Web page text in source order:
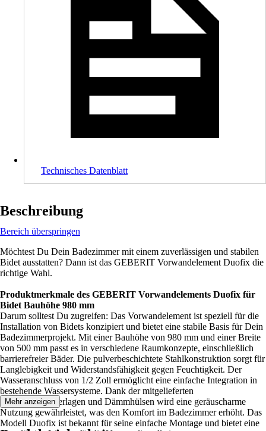
Technisches Datenblatt
Beschreibung
Bereich überspringen
Möchtest Du Dein Badezimmer mit einem zuverlässigen und stabilen
Bidet ausstatten? Dann ist das GEBERIT Vorwandelement Duofix die
richtige Wahl.
Produktmerkmale des GEBERIT Vorwandelements Duofix für
Bidet Bauhöhe 980 mm
Darum solltest Du zugreifen: Das Vorwandelement ist speziell für die
Installation von Bidets konzipiert und bietet eine stabile Basis für Dein
Badezimmerprojekt. Mit einer Bauhöhe von 980 mm und einer Breite
von 500 mm passt es in verschiedene Raumkonzepte, einschließlich
barrierefreier Bäder. Die pulverbeschichtete Stahlkonstruktion sorgt für
Langlebigkeit und Widerstandsfähigkeit gegen Feuchtigkeit. Der
Wasseranschluss von 1/2 Zoll ermöglicht eine einfache Integration in
bestehende Wassersysteme. Dank der mitgelieferten
Schalldämmunterlagen und Dämmhülsen wird eine geräuscharme
Nutzung gewährleistet, was den Komfort im Badezimmer erhöht. Das
Modell Duofix ist bekannt für seine einfache Montage und bietet eine
Mehr anzeigen